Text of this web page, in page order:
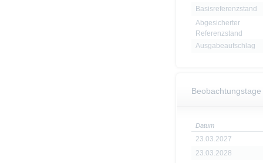
Basisreferenzstand
Abgesicherter
Referenzstand
Ausgabeaufschlag
Beobachtungstage
Datum
23.03.2027
23.03.2028